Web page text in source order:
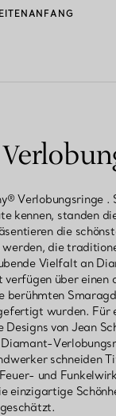
Verlobungsringe
kennen, standen
die
die
Vielfalt an
über einen
berühmten
wurden. Für
von Jean
schneiden
und
einzigartige